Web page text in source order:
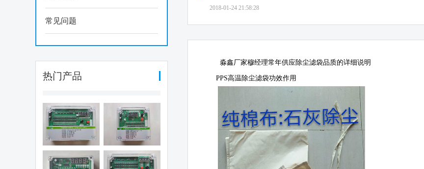
常见问题
热门产品
可编程脉冲控制
仪（QYM-LC-
12D)
可编程脉冲控制
2018-01-24 21:58:28
淼鑫厂家穆经理常年供应除尘滤袋品质的详细说明
PPS高温除尘滤袋功效作用